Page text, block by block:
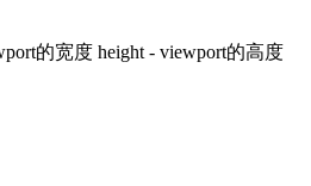
的宽度 height - viewport的高度